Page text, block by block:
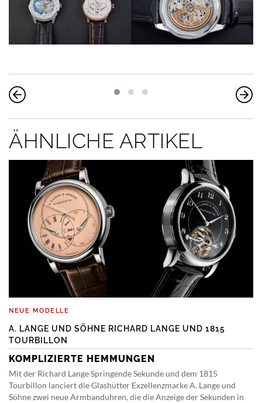
ÄHNLICHE ARTIKEL
NEUE MODELLE
A. LANGE UND SÖHNE RICHARD LANGE UND 1815
TOURBILLON
KOMPLIZIERTE HEMMUNGEN
Mit der Richard Lange Springende Sekunde und dem 1815
Tourbillon lanciert die Glashütter Exzellenzmarke A. Lange und
Söhne zwei neue Armbanduhren, die die Anzeige der Sekunden in